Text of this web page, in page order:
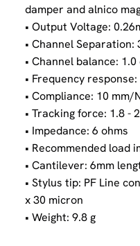
damper and alnico
• Output Voltage:
• Channel Separation:
• Channel balance: 1.0
• Frequency
• Compliance: 10 mm/
• Tracking force: 1.8 -
• Impedance: 6 ohms
• Recommended load
• Cantilever: 6mm
• Stylus tip: PF Line
x 30 micron
• Weight: 9.8 g